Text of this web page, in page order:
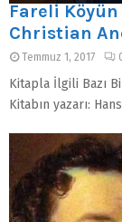
Fareli Köyün
Christian
Temmuz 1, 2017
Kitapla İlgili Bazı
Kitabın yazarı: